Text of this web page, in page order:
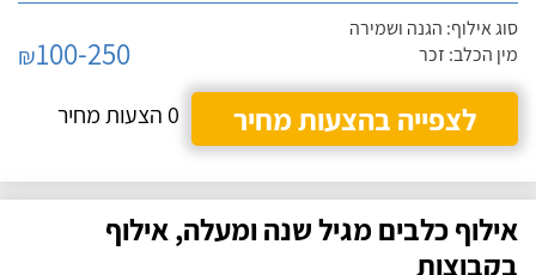
סוג אילוף: הגנה ושמירה
מין הכלב: זכר
₪100-250
לצפייה בהצעות מחיר
0 הצעות מחיר
אילוף כלבים מגיל שנה ומעלה, אילוף
בקבוצות